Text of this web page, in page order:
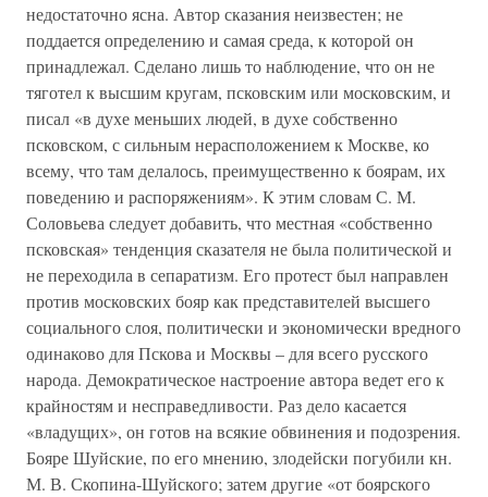
недостаточно ясна. Автор сказания неизвестен; не
поддается определению и самая среда, к которой он
принадлежал. Сделано лишь то наблюдение, что он не
тяготел к высшим кругам, псковским или московским, и
писал «в духе меньших людей, в духе собственно
псковском, с сильным нерасположением к Москве, ко
всему, что там делалось, преимущественно к боярам, их
поведению и распоряжениям». К этим словам С. М.
Соловьева следует добавить, что местная «собственно
псковская» тенденция сказателя не была политической и
не переходила в сепаратизм. Его протест был направлен
против московских бояр как представителей высшего
социального слоя, политически и экономически вредного
одинаково для Пскова и Москвы – для всего русского
народа. Демократическое настроение автора ведет его к
крайностям и несправедливости. Раз дело касается
«владущих», он готов на всякие обвинения и подозрения.
Бояре Шуйские, по его мнению, злодейски погубили кн.
М. В. Скопина-Шуйского; затем другие «от боярского